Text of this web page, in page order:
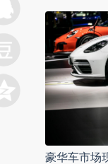
豪华车市场